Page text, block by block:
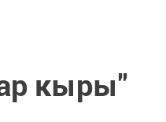
кыры"